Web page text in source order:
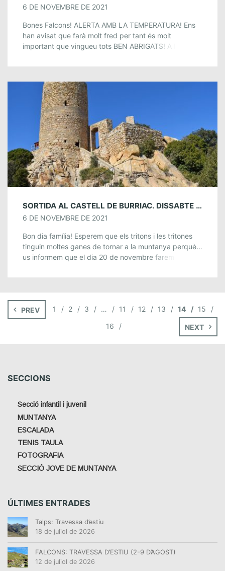
6 DE NOVEMBRE DE 2021
Bones Falcons! ALERTA AMB LA TEMPERATURA! Ens
han avisat que farà molt fred per tant és molt
important que vingueu tots BEN ABRIGATS! A la nit
SORTIDA AL CASTELL DE BURRIAC. DISSABTE 20 DE NOVEMBRE
6 DE NOVEMBRE DE 2021
Bon dia família! Esperem que els tritons i les tritones
tinguin moltes ganes de tornar a la muntanya perquè…
us informem que el dia 20 de novembre farem una
PREV 1 2 3 … 11 12 13 14
15
16
NEXT
SECCIONS
Secció infantil i juvenil
MUNTANYA
ESCALADA
TENIS TAULA
FOTOGRAFIA
SECCIÓ JOVE DE MUNTANYA
ÚLTIMES ENTRADES
Talps: Travessa d’estiu
18 de juliol de 2026
FALCONS: TRAVESSA D’ESTIU (2-9 D’AGOST)
12 de juliol de 2026